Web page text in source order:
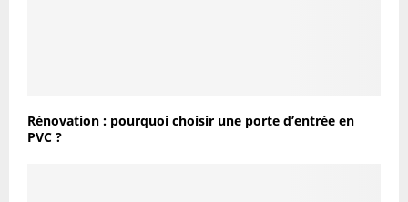
Rénovation : pourquoi choisir une porte d’entrée en
PVC ?